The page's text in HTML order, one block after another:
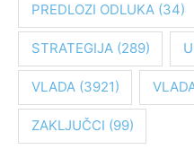
PREDLOZI ODLUKA(34)
STRATEGIJA(289)
VLADA(3921)
ZAKLJUČCI (99)